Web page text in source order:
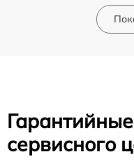
сервисного